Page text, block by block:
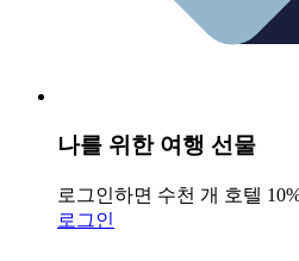
나를 위한 여행 선물
로그인하면 수천 개 호텔
로그인